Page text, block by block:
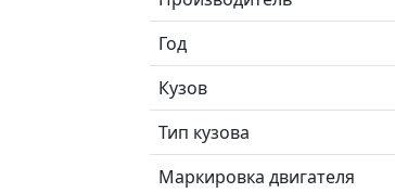
Год
Кузов
Тип кузова
Маркировка двигателя